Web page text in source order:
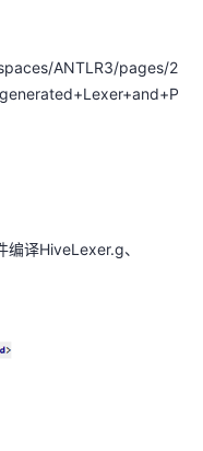
ANTLR3/pages/2
编译HiveLexer.g、